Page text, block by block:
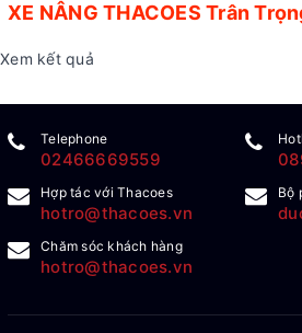
XE NÂNG THACOES Trân
Xem kết quả
Telephone
02466669559
Hợp tác với Thacoes
hotro@thacoes.vn
Bộ
Chăm sóc khách hàng
hotro@thacoes.vn